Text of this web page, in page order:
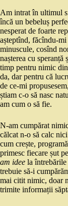
Am intrat în ultimul
încă un bebeluș
nesperat de foarte
așteptînd, făcîndu-
minuscule, cosînd
nașterea cu speranță
timp pentru nimic din
da, dar pentru că
de ce-mi
știam c-o să nasc
am cum o să fie.
N-am cumpărat
călcat n-o să calc
cum crește,
primesc fiecare șut
am idee la
trebuie să-i
mai citit nimic, doar
trimite informații